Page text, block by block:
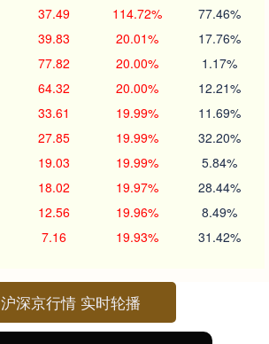
37.49 114.72% 77.46%
39.83 20.01% 17.76%
77.82 20.00% 1.17%
64.32 20.00% 12.21%
33.61 19.99% 11.69%
27.85 19.99% 32.20%
19.03 19.99% 5.84%
18.02 19.97% 28.44%
12.56 19.96% 8.49%
7.16 19.93% 31.42%
沪深京行情 实时轮播